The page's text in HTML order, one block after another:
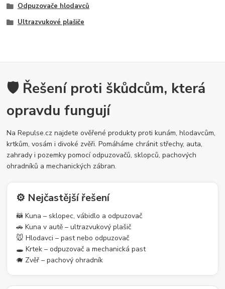
Odpuzovače hlodavců
Ultrazvukové plašiče
🛡️ Řešení proti škůdcům, která
opravdu fungují
Na Repulse.cz najdete ověřené produkty proti kunám, hlodavcům,
krtkům, vosám i divoké zvěři. Pomáháme chránit střechy, auta,
zahrady i pozemky pomocí odpuzovačů, sklopců, pachových
ohradníků a mechanických zábran.
⚙️ Nejčastější řešení
🦝 Kuna – sklopec, vábidlo a odpuzovač
🚗 Kuna v autě – ultrazvukový plašič
🐭 Hlodavci – past nebo odpuzovač
🕳️ Krtek – odpuzovač a mechanická past
🐗 Zvěř – pachový ohradník